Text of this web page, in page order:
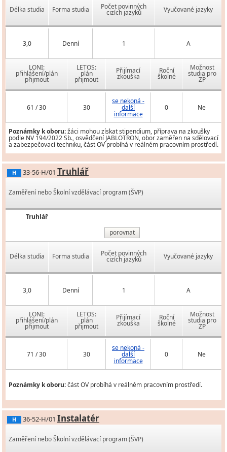
Délka studia Forma studia Počet povinných
cizích jazyků Vyučované jazyky
3,0 Denní 1 A
LONI:
přihlášení/plán
přijmout
LETOS:
plán
přijmout
Přijímací
zkouška
Roční
školné
Možnost
studia pro
ZP
61 / 30 30
se nekoná -
další
informace
0 Ne
Poznámky k oboru:žáci mohou získat stipendium, příprava na zkoušky
podle NV 194/2022 Sb., osvědčení JABLOTRON, obor zaměřen na sdělovací
a zabezpečovací techniku, část OV probíhá v reálném pracovním prostředí.
H 33-56-H/01 Truhlář
Zaměření nebo Školní vzdělávací program (ŠVP)
Truhlář
porovnat
Délka studia Forma studia Počet povinných
cizích jazyků Vyučované jazyky
3,0 Denní 1 A
LONI:
přihlášení/plán
přijmout
LETOS:
plán
přijmout
Přijímací
zkouška
Roční
školné
Možnost
studia pro
ZP
71 / 30 30
se nekoná -
další
informace
0 Ne
Poznámky k oboru:část OV probíhá v reálném pracovním prostředí.
H 36-52-H/01 Instalatér
Zaměření nebo Školní vzdělávací program (ŠVP)